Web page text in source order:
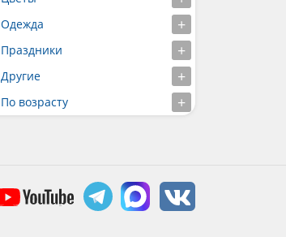
Одежда
Праздники
Другие
По возрасту